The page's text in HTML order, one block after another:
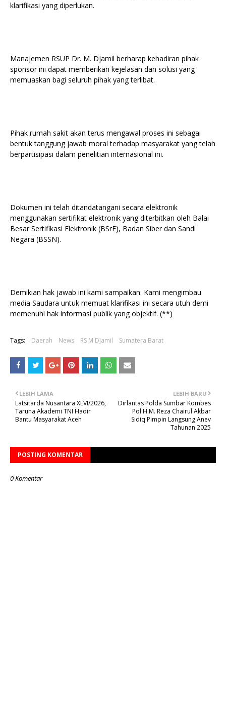
klarifikasi yang diperlukan.
Manajemen RSUP Dr. M. Djamil berharap kehadiran pihak
sponsor ini dapat memberikan kejelasan dan solusi yang
memuaskan bagi seluruh pihak yang terlibat.
Pihak rumah sakit akan terus mengawal proses ini sebagai
bentuk tanggung jawab moral terhadap masyarakat yang telah
berpartisipasi dalam penelitian internasional ini.
Dokumen ini telah ditandatangani secara elektronik
menggunakan sertifikat elektronik yang diterbitkan oleh Balai
Besar Sertifikasi Elektronik (BSrE), Badan Siber dan Sandi
Negara (BSSN).
Demikian hak jawab ini kami sampaikan. Kami mengimbau
media Saudara untuk memuat klarifikasi ini secara utuh demi
memenuhi hak informasi publik yang objektif. (**)
Tags: Daerah News RS M DJamil Sumatera Barat
LEBIH BARU
Dirlantas Polda Sumbar Kombes
Pol H.M. Reza Chairul Akbar
Sidiq Pimpin Langsung Anev
Tahunan 2025
LEBIH LAMA
Latsitarda Nusantara XLVI/2026,
Taruna Akademi TNI Hadir
Bantu Masyarakat Aceh
POSTING KOMENTAR
0 Komentar